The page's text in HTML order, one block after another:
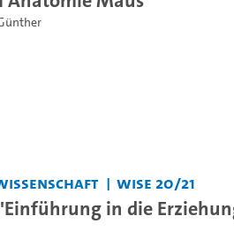
WiSe 20/21
in die